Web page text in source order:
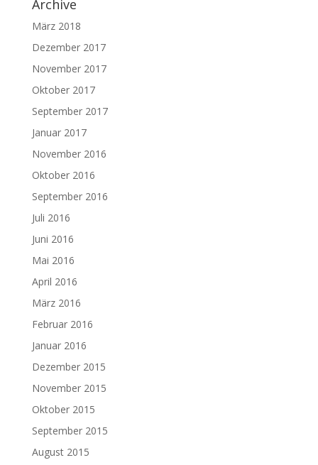
Archive
März 2018
Dezember 2017
November 2017
Oktober 2017
September 2017
Januar 2017
November 2016
Oktober 2016
September 2016
Juli 2016
Juni 2016
Mai 2016
April 2016
März 2016
Februar 2016
Januar 2016
Dezember 2015
November 2015
Oktober 2015
September 2015
August 2015